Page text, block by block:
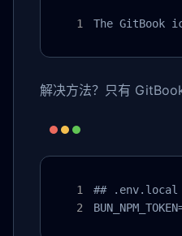
The GitBook
解决方法？只有
## .env.local